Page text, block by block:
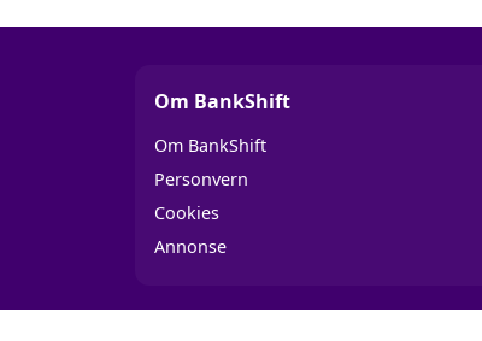
Om BankShift
Om BankShift
Personvern
Cookies
Annonse